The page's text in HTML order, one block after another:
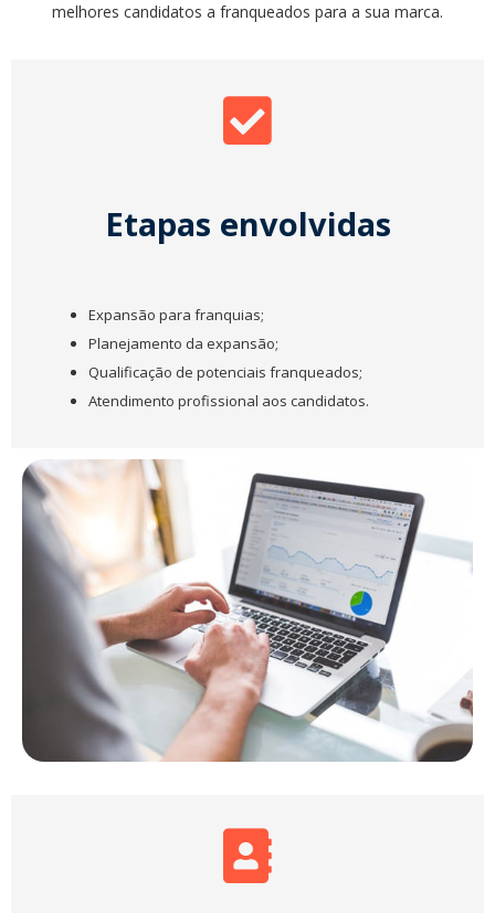
melhores candidatos a franqueados para a sua marca.
Etapas envolvidas
Expansão para franquias;
Planejamento da expansão;
Qualificação de potenciais franqueados;
Atendimento profissional aos candidatos.